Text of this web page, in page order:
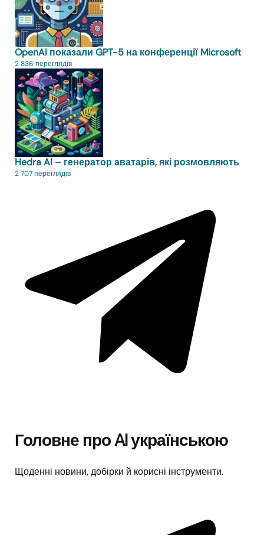
OpenAI показали GPT-5 на конференції Microsoft
2 836 переглядів
Hedra AI – генератор аватарів, які розмовляють
2 707 переглядів
Головне про AI українською
Щоденні новини, добірки й корисні інструменти.